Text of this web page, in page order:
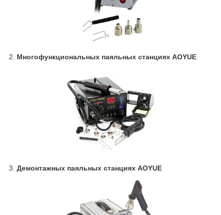
2. Многофункциональных паяльных станциях AOYUE
3. Демонтажных паяльных станциях AOYUE